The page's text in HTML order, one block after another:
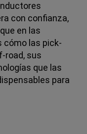
con confianza,
en las
cómo las pick-
road, sus
que las
para